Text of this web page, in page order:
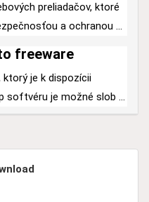
preliadačov, ktoré
a ochranou ...
freeware
je k dispozícii
softvéru je možné slob ...